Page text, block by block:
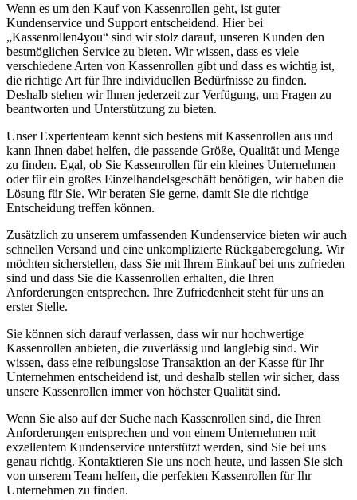
Wenn es um den Kauf von Kassenrollen geht, ist guter
Kundenservice und Support entscheidend. Hier bei
„Kassenrollen4you“ sind wir stolz darauf, unseren Kunden den
bestmöglichen Service zu bieten. Wir wissen, dass es viele
verschiedene Arten von Kassenrollen gibt und dass es wichtig ist,
die richtige Art für Ihre individuellen Bedürfnisse zu finden.
Deshalb stehen wir Ihnen jederzeit zur Verfügung, um Fragen zu
beantworten und Unterstützung zu bieten.
Unser Expertenteam kennt sich bestens mit Kassenrollen aus und
kann Ihnen dabei helfen, die passende Größe, Qualität und Menge
zu finden. Egal, ob Sie Kassenrollen für ein kleines Unternehmen
oder für ein großes Einzelhandelsgeschäft benötigen, wir haben die
Lösung für Sie. Wir beraten Sie gerne, damit Sie die richtige
Entscheidung treffen können.
Zusätzlich zu unserem umfassenden Kundenservice bieten wir auch
schnellen Versand und eine unkomplizierte Rückgaberegelung. Wir
möchten sicherstellen, dass Sie mit Ihrem Einkauf bei uns zufrieden
sind und dass Sie die Kassenrollen erhalten, die Ihren
Anforderungen entsprechen. Ihre Zufriedenheit steht für uns an
erster Stelle.
Sie können sich darauf verlassen, dass wir nur hochwertige
Kassenrollen anbieten, die zuverlässig und langlebig sind. Wir
wissen, dass eine reibungslose Transaktion an der Kasse für Ihr
Unternehmen entscheidend ist, und deshalb stellen wir sicher, dass
unsere Kassenrollen immer von höchster Qualität sind.
Wenn Sie also auf der Suche nach Kassenrollen sind, die Ihren
Anforderungen entsprechen und von einem Unternehmen mit
exzellentem Kundenservice unterstützt werden, sind Sie bei uns
genau richtig. Kontaktieren Sie uns noch heute, und lassen Sie sich
von unserem Team helfen, die perfekten Kassenrollen für Ihr
Unternehmen zu finden.